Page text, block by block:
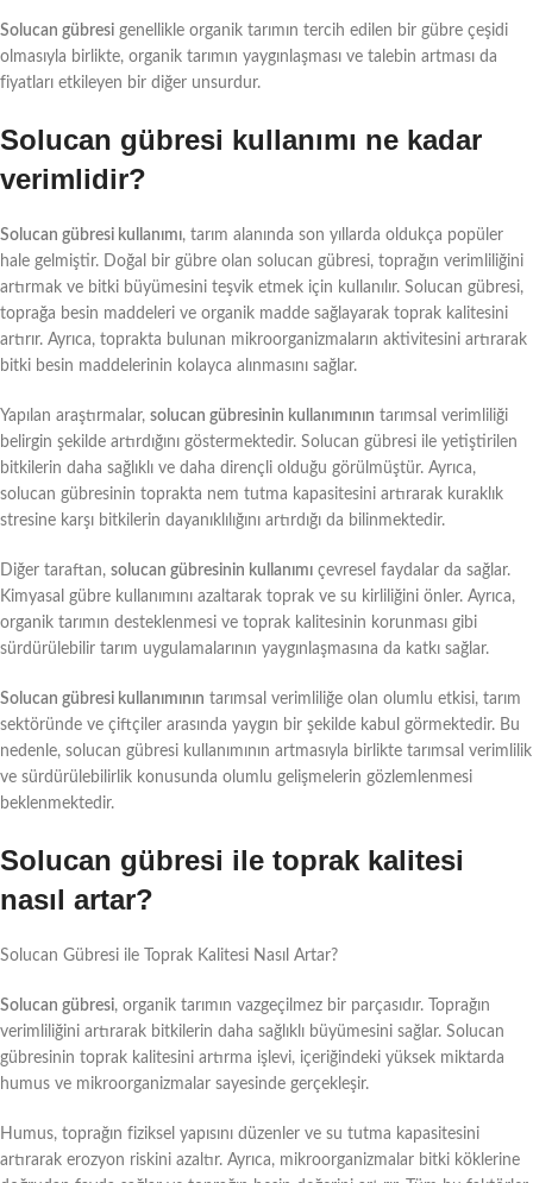
Solucan gübresi genellikle organik tarımın tercih edilen bir gübre çeşidi
olmasıyla birlikte, organik tarımın yaygınlaşması ve talebin artması da
fiyatları etkileyen bir diğer unsurdur.
Solucan gübresi kullanımı ne kadar
verimlidir?
Solucan gübresi kullanımı, tarım alanında son yıllarda oldukça popüler
hale gelmiştir. Doğal bir gübre olan solucan gübresi, toprağın verimliliğini
artırmak ve bitki büyümesini teşvik etmek için kullanılır. Solucan gübresi,
toprağa besin maddeleri ve organik madde sağlayarak toprak kalitesini
artırır. Ayrıca, toprakta bulunan mikroorganizmaların aktivitesini artırarak
bitki besin maddelerinin kolayca alınmasını sağlar.
Yapılan araştırmalar, solucan gübresinin kullanımının tarımsal verimliliği
belirgin şekilde artırdığını göstermektedir. Solucan gübresi ile yetiştirilen
bitkilerin daha sağlıklı ve daha dirençli olduğu görülmüştür. Ayrıca,
solucan gübresinin toprakta nem tutma kapasitesini artırarak kuraklık
stresine karşı bitkilerin dayanıklılığını artırdığı da bilinmektedir.
Diğer taraftan, solucan gübresinin kullanımı çevresel faydalar da sağlar.
Kimyasal gübre kullanımını azaltarak toprak ve su kirliliğini önler. Ayrıca,
organik tarımın desteklenmesi ve toprak kalitesinin korunması gibi
sürdürülebilir tarım uygulamalarının yaygınlaşmasına da katkı sağlar.
Solucan gübresi kullanımının tarımsal verimliliğe olan olumlu etkisi, tarım
sektöründe ve çiftçiler arasında yaygın bir şekilde kabul görmektedir. Bu
nedenle, solucan gübresi kullanımının artmasıyla birlikte tarımsal verimlilik
ve sürdürülebilirlik konusunda olumlu gelişmelerin gözlemlenmesi
beklenmektedir.
Solucan gübresi ile toprak kalitesi
nasıl artar?
Solucan Gübresi ile Toprak Kalitesi Nasıl Artar?
Solucan gübresi, organik tarımın vazgeçilmez bir parçasıdır. Toprağın
verimliliğini artırarak bitkilerin daha sağlıklı büyümesini sağlar. Solucan
gübresinin toprak kalitesini artırma işlevi, içeriğindeki yüksek miktarda
humus ve mikroorganizmalar sayesinde gerçekleşir.
Humus, toprağın fiziksel yapısını düzenler ve su tutma kapasitesini
artırarak erozyon riskini azaltır. Ayrıca, mikroorganizmalar bitki köklerine